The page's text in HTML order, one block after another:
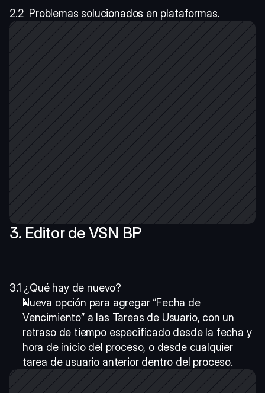
2.2  Problemas solucionados en plataformas.
3. Editor de VSN BP
3.1 ¿Qué hay de nuevo?
Nueva opción para agregar “Fecha de
Vencimiento” a las Tareas de Usuario, con un
retraso de tiempo especificado desde la fecha y
hora de inicio del proceso, o desde cualquier
tarea de usuario anterior dentro del proceso.